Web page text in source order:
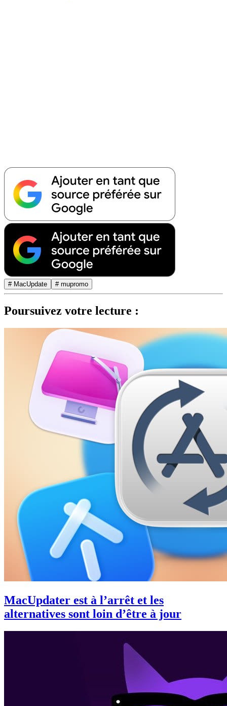
# MacUpdate # mupromo
Poursuivez votre lecture :
MacUpdater est à l’arrêt et les
alternatives sont loin d’être à jour